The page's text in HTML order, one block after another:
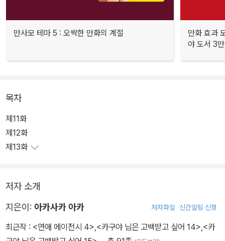
만사모 테마 5 : 오싹한 만화의 계절
만화 효과
야 도서 3
목차
제11화
제12화
제13화
저자 소개
지은이: 아카사카 아카 저자파일 신간알림 신청
최근작 : <연애 에이전시 4>,<카구야 님은 고백받고 싶어 14>,<카